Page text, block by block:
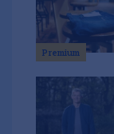
Premium